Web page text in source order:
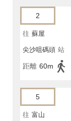
2
往 蘇屋
尖沙咀碼頭 站
距離 60m
5
往 富山